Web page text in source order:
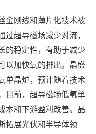
金刚线和薄片化技术被
超导磁场减少对流，
的稳定性，有助于减少
以加快氧的排出。晶盛
单晶炉，预计随着技术
目前，超导磁场低氧单
本和下游盈利改善。晶
拓展光伏和半导体领